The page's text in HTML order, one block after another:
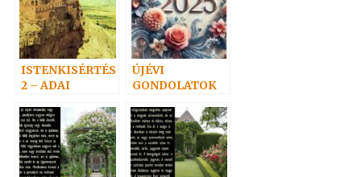
ISTENKISÉRTÉS
2 – ADAI
ÚJÉVI
GONDOLATOK